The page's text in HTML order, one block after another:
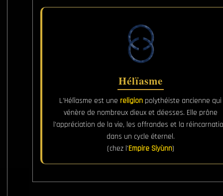
Hélïasme
L’Hélïasme est une religion polythéiste ancienne qui
vénère de nombreux dieux et déesses. Elle prône
l’appréciation de la vie, les offrandes et la
dans un cycle éternel.
(chez l'Empire Siyùnn)